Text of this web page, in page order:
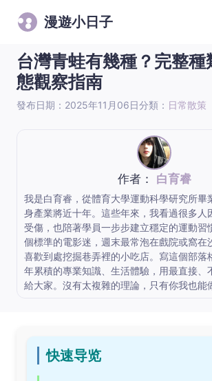
漫遊小日子
台灣青蛙有幾種？完整種
態觀察指南
發布日期：2025年11月06日分類： 日常散策
作者： 白育睿
我是白育睿，從體育大學運動科學研究所畢
身產業將近十年。這些年來，我看過很多人
受傷，也陪著學員一步步建立穩定的運動習
個標準的電影迷，週末最常泡在戲院或窩在
喜歡到處挖掘巷弄裡的小吃店。寫這個部落
年累積的專業知識、生活體驗，用最直接、
給大家。沒有太複雜的理論，只有你我也能
快速导览